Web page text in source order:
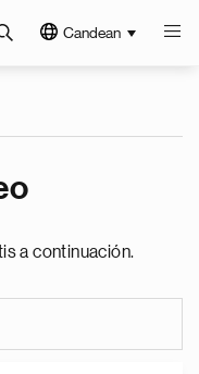
Candean
a continuación.